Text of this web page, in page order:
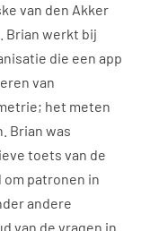
van den Akker
Brian werkt bij
die een app
van
het meten
Brian was
toets van de
patronen in
andere
van de vragen in